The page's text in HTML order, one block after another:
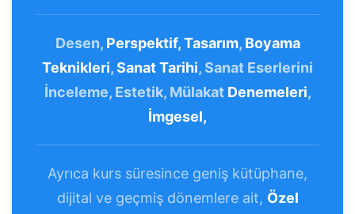
Desen, Perspektif, Tasarım, Boyama
Teknikleri,Sanat Tarihi, Sanat Eserlerini
İnceleme, Estetik, Mülakat Denemeleri,
İmgesel,
Ayrıca kurs süresince geniş kütüphane,
dijital ve geçmiş dönemlere ait, Özel